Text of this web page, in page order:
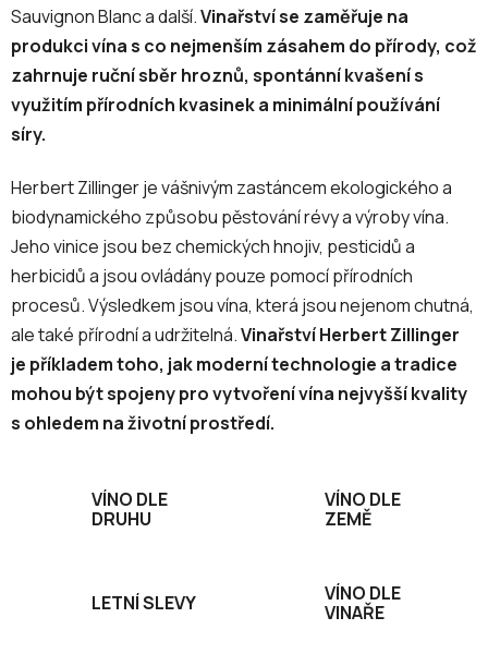
Sauvignon Blanc a další.Vinařství se zaměřuje na
produkci vína s co nejmenším zásahem do přírody, což
zahrnuje ruční sběr hroznů, spontánní kvašení s
využitím přírodních kvasinek a minimální používání
síry.
Herbert Zillinger je vášnivým zastáncem ekologického a
biodynamického způsobu pěstování révy a výroby vína.
Jeho vinice jsou bez chemických hnojiv, pesticidů a
herbicidů a jsou ovládány pouze pomocí přírodních
procesů. Výsledkem jsou vína, která jsou nejenom chutná,
ale také přírodní a udržitelná.Vinařství Herbert Zillinger
je příkladem toho, jak moderní technologie a tradice
mohou být spojeny pro vytvoření vína nejvyšší kvality
s ohledem na životní prostředí.
VÍNO DLE
DRUHU
VÍNO DLE
ZEMĚ
LETNÍ SLEVY
VÍNO DLE
VINAŘE